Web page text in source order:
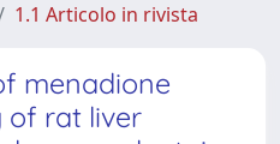
1.1 Articolo in rivista
menadione
of rat liver